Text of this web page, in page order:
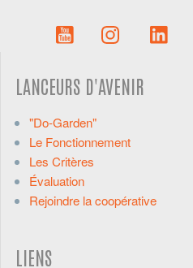
LANCEURS D'AVENIR
"Do-Garden"
Le Fonctionnement
Les Critères
Évaluation
Rejoindre la coopérative
LIENS